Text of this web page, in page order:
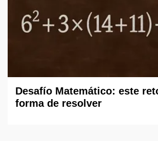
Desafío Matemático: este
forma de resolver